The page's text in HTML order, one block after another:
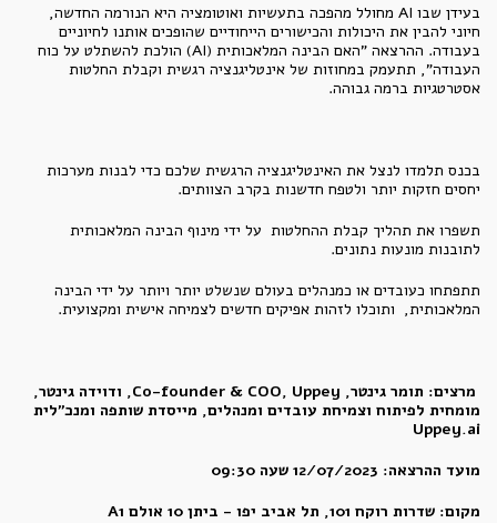
בעידן שבו AI מחולל מהפכה בתעשיות ואוטומציה היא הנורמה החדשה,
חיוני להבין את היכולות והכישורים הייחודיים שהופכים אותנו לחיוניים
בעבודה. ההרצאה "האם הבינה המלאכותית (AI) הולכת להשתלט על כוח
העבודה", תתעמק במחוזות של אינטליגנציה רגשית וקבלת החלטות
אסטרטגיות ברמה גבוהה.
בכנס תלמדו לנצל את האינטליגנציה הרגשית שלכם כדי לבנות מערכות
יחסים חזקות יותר ולטפח חדשנות בקרב הצוותים.
תשפרו את תהליך קבלת ההחלטות על ידי מינוף הבינה המלאכותית
לתובנות מונעות נתונים.
תתפתחו כעובדים או כמנהלים בעולם שנשלט יותר ויותר על ידי הבינה
המלאכותית, ותוכלו לזהות אפיקים חדשים לצמיחה אישית ומקצועית.
מרצים: תומר גינטר, Co-founder & COO, Uppey, ודוידה גינטר,
מומחית לפיתוח וצמיחת עובדים ומנהלים, מייסדת שותפה ומנכ"לית
Uppey.ai
מועד ההרצאה: 12/07/2023 שעה 09:30
מקום: שדרות רוקח 101, תל אביב יפו - ביתן 10 אולם A1